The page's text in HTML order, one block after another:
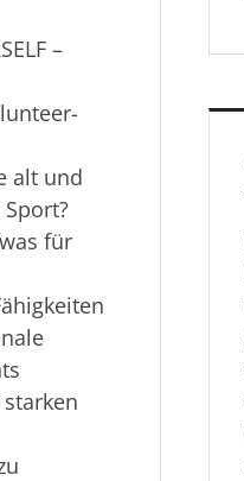
–
alt und
für
starken